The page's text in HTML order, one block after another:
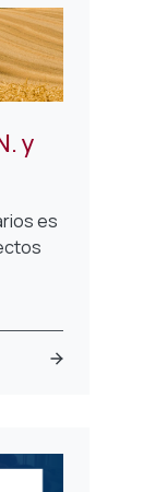
y
es